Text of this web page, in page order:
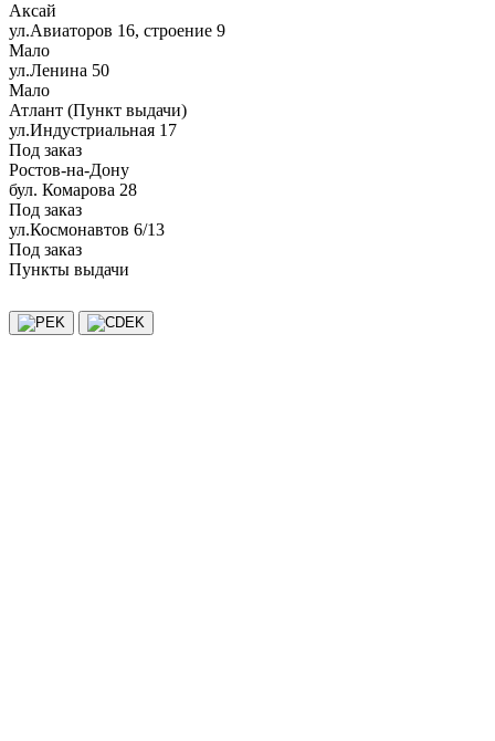
Аксай
ул.Авиаторов 16, строение 9
Мало
ул.Ленина 50
Мало
Атлант (Пункт выдачи)
ул.Индустриальная 17
Под заказ
Ростов-на-Дону
бул. Комарова 28
Под заказ
ул.Космонавтов 6/13
Под заказ
Пункты выдачи